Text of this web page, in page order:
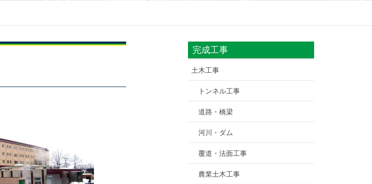
完成工事
土木工事
トンネル工事
道路・橋梁
河川・ダム
覆道・法面工事
農業土木工事